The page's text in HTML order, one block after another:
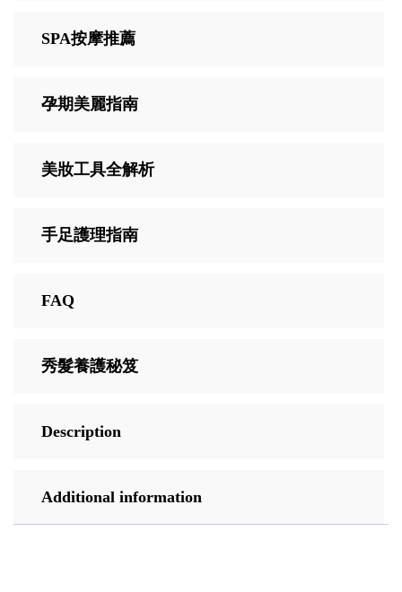
SPA按摩推薦
孕期美麗指南
美妝工具全解析
手足護理指南
FAQ
秀髮養護秘笈
Description
Additional information